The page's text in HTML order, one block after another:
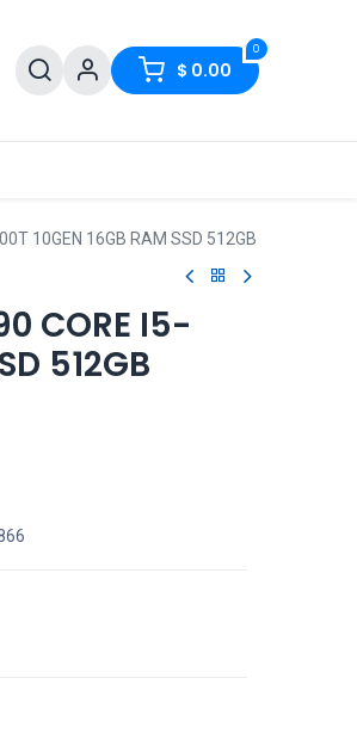
0
$ 0.00
10GEN 16GB RAM SSD 512GB
CORE I5-
512GB